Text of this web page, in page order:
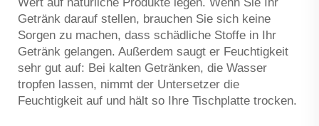
Getränk darauf stellen, brauchen Sie sich keine
Sorgen zu machen, dass schädliche Stoffe in Ihr
Getränk gelangen. Außerdem saugt er Feuchtigkeit
sehr gut auf: Bei kalten Getränken, die Wasser
tropfen lassen, nimmt der Untersetzer die
Feuchtigkeit auf und hält so Ihre Tischplatte trocken.